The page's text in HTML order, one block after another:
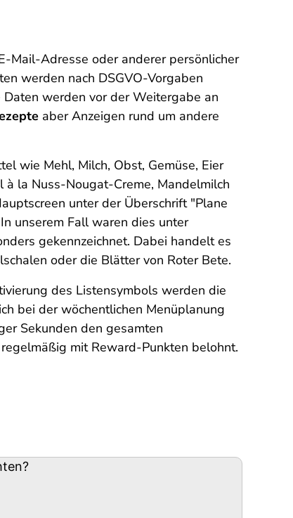
Mail-Adresse oder anderer persönlicher
werden nach DSGVO-Vorgaben
werden vor der Weitergabe an
aber Anzeigen rund um andere
wie Mehl, Milch, Obst, Gemüse, Eier
la Nuss-Nougat-Creme, Mandelmilch
unter der Überschrift "Plane
unserem Fall waren dies unter
gekennzeichnet. Dabei handelt es
oder die Blätter von Roter Bete.
des Listensymbols werden die
bei der wöchentlichen Menüplanung
Sekunden den gesamten
mit Reward-Punkten belohnt.